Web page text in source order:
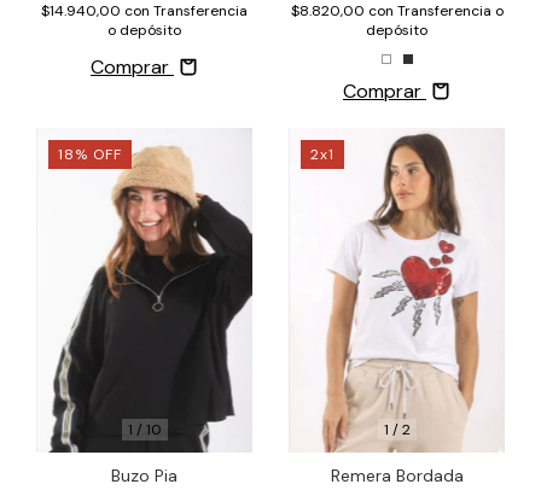
$14.940,00 con Transferencia
o depósito
Comprar
$8.820,00 con Transferencia o
depósito
Comprar
1 / 10
18% OFF
Buzo Pia
1 /2
2x1
Remera Bordada